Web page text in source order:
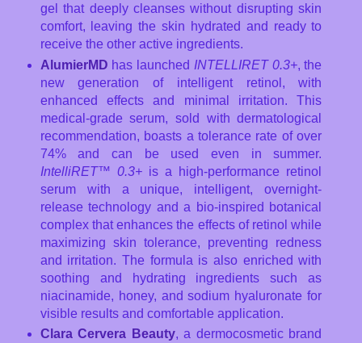
gel that deeply cleanses without disrupting skin
comfort, leaving the skin hydrated and ready to
receive the other active ingredients.
AlumierMD has launched INTELLIRET 0.3+, the
new generation of intelligent retinol, with
enhanced effects and minimal irritation. This
medical-grade serum, sold with dermatological
recommendation, boasts a tolerance rate of over
74% and can be used even in summer.
IntelliRET™ 0.3+is a high-performance retinol
serum with a unique, intelligent, overnight-
release technology and a bio-inspired botanical
complex that enhances the effects of retinol while
maximizing skin tolerance, preventing redness
and irritation. The formula is also enriched with
soothing and hydrating ingredients such as
niacinamide, honey, and sodium hyaluronate for
visible results and comfortable application.
Clara Cervera Beauty, a dermocosmetic brand